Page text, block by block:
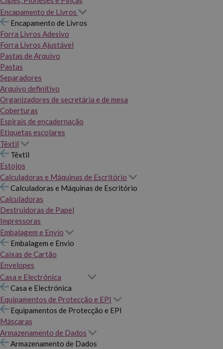
Encapamento de Livros
Encapamento de Livros
Forra Livros Adesivo
Forra Livros Ajustável
Pastas de Arquivo
Pastas
Separadores
Arquivo definitivo
Organizadores de secretária e de mesa
Coberturas
Espirais de encadernação
Etiquetas escolares
Têxtil
Têxtil
Estojos
Calculadoras e Máquinas de Escritório
Calculadoras e Máquinas de Escritório
Calculadoras
Destruidoras de Papel
Impressoras
Embalagem e Envio
Embalagem e Envio
Caixas de Cartão
Envelopes
Casa e Electrónica
Casa e Electrónica
Equipamentos de Protecção e EPI
Equipamentos de Protecção e EPI
Máscaras
Armazenamento de Dados
Armazenamento de Dados